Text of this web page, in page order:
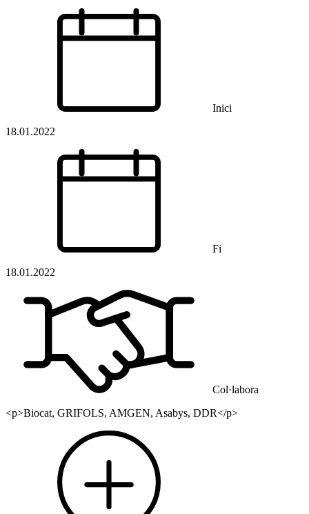
Inici
18.01.2022
Fi
18.01.2022
Col·labora
<p>Biocat, GRIFOLS, AMGEN, Asabys, DDR</p>